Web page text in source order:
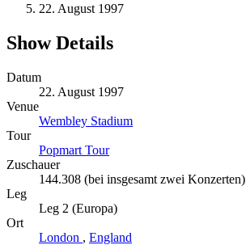
22. August 1997
Show Details
Datum
22. August 1997
Venue
Wembley Stadium
Tour
Popmart Tour
Zuschauer
144.308 (bei insgesamt zwei Konzerten)
Leg
Leg 2 (Europa)
Ort
London , England